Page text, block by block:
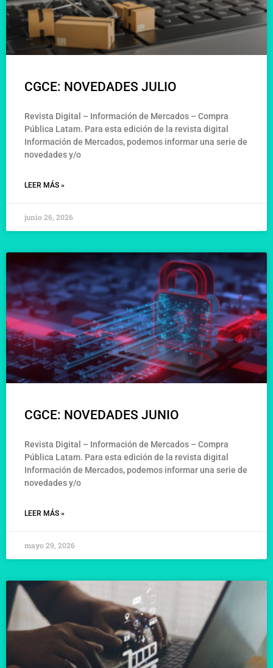
CGCE: NOVEDADES JULIO
Revista Digital – Información de Mercados – Compra
Pública Latam. Para esta edición de la revista digital
Información de Mercados, podemos informar una serie de
novedades y/o
LEER MÁS »
junio 26, 2026
CGCE: NOVEDADES JUNIO
Revista Digital – Información de Mercados – Compra
Pública Latam. Para esta edición de la revista digital
Información de Mercados, podemos informar una serie de
novedades y/o
LEER MÁS »
mayo 29, 2026